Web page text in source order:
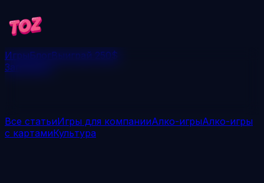
ИгрыБлогВыиграй 250$
Загрузить
Все статьиИгры для компанииАлко-игрыАлко-игры
с картамиКультура